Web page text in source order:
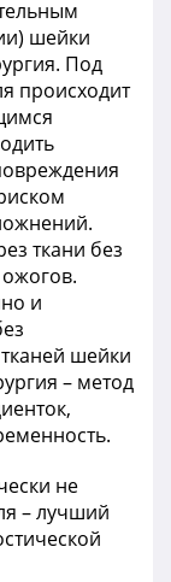
шейки
Под
происходит
ткани без
ожогов.
и
шейки
– метод
не
– лучший